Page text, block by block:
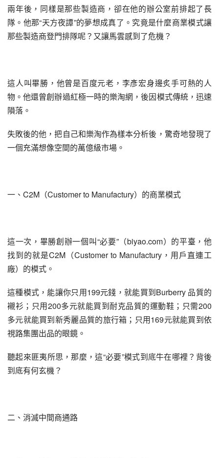
兩年後，同樣是那些製造商，卻在他的辦公室前排起了長
隊。他那“天方夜譚”的夢想成真了。究竟是什麼商業模式讓
那些製造商登門排隊呢？又讓馬雲感到了危機？
這人叫畢勝，他曾是百度元老，李彥宏身邊炙手可熱的人
物。他還曾創辦過紅極一時的樂淘網，後因模式傳統，迅速
隕落。
失敗後的他，把自己和樂淘作為樣本分析後，驚奇地發現了
一個充滿想像空間的萬億級市場。
一、C2M（Customer to Manufactury）的商業模式
這一次，畢勝創辦一個叫“必要”（biyao.com）的平臺，他
找到的就是C2M（Customer to Manufactury，用戶直連工
廠）的模式。
這種模式，能讓你只用199元錢，就能買到Burberry 品質的
襯衫；只用200多元就能買到耐克品質的運動鞋；只需200
多元就能買到新秀麗品質的旅行箱；只用169元就能買到依
視路集團出品的眼鏡。
聽起來匪夷所思，那麼，這“必要”模式到底牛在哪裡？背後
到底有何玄機？
二、消滅中間商通路